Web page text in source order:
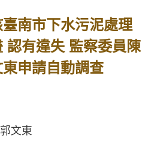
南市下水污泥處理
認有違失 監察委員陳
申請自動調查
文東